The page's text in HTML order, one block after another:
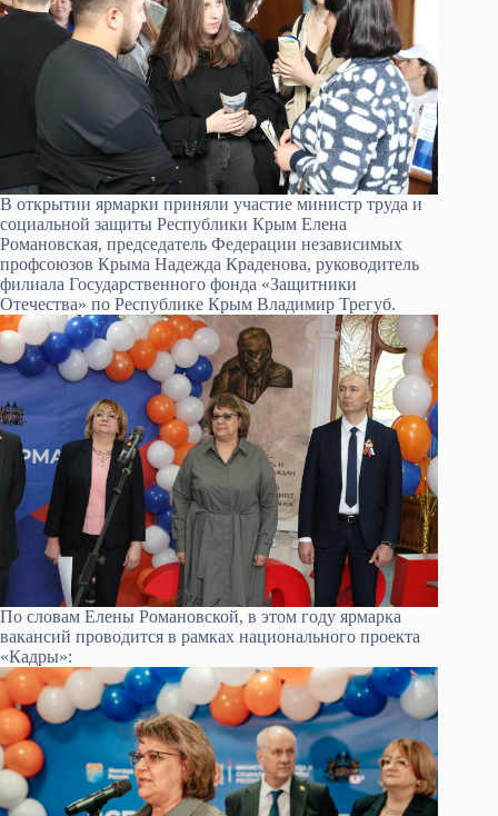
В открытии ярмарки приняли участие министр труда и
социальной защиты Республики Крым Елена
Романовская, председатель Федерации независимых
профсоюзов Крыма Надежда Краденова, руководитель
филиала Государственного фонда «Защитники
Отечества» по Республике Крым Владимир Трегуб.
По словам Елены Романовской, в этом году ярмарка
вакансий проводится в рамках национального проекта
«Кадры»: